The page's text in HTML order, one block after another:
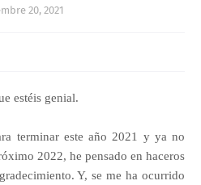
20, 2021
estéis genial.
terminar este año 2021 y ya no
2022, he pensado en haceros
Y, se me ha ocurrido